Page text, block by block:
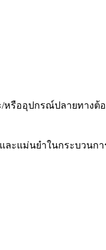
รืออุปกรณ์ปลายทาง
ะแม่นยำในกระบวนก